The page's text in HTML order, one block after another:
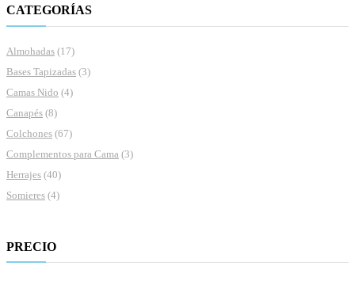
CATEGORÍAS
Almohadas (17)
Bases Tapizadas (3)
Camas Nido (4)
Canapés (8)
Colchones (67)
Complementos para Cama (3)
Herrajes (40)
Somieres (4)
PRECIO